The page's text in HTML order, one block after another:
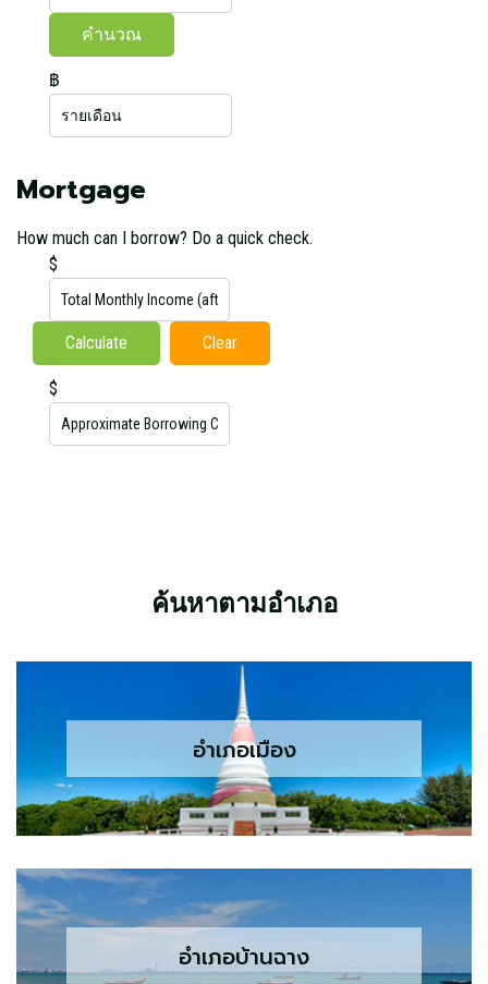
฿
Mortgage
How much can I borrow? Do a quick check.
$
$
ค้นหาตามอำเภอ
อำเภอเมือง
อำเภอบ้านฉาง